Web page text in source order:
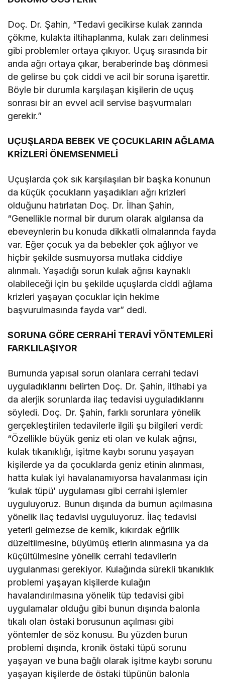
Doç. Dr. Şahin, “Tedavi gecikirse kulak zarında
çökme, kulakta iltihaplanma, kulak zarı delinmesi
gibi problemler ortaya çıkıyor. Uçuş sırasında bir
anda ağrı ortaya çıkar, beraberinde baş dönmesi
de gelirse bu çok ciddi ve acil bir soruna işarettir.
Böyle bir durumla karşılaşan kişilerin de uçuş
sonrası bir an evvel acil servise başvurmaları
gerekir.”
UÇUŞLARDA BEBEK VE ÇOCUKLARIN AĞLAMA
KRİZLERİ ÖNEMSENMELİ
Uçuşlarda çok sık karşılaşılan bir başka konunun
da küçük çocukların yaşadıkları ağrı krizleri
olduğunu hatırlatan Doç. Dr. İlhan Şahin,
“Genellikle normal bir durum olarak algılansa da
ebeveynlerin bu konuda dikkatli olmalarında fayda
var. Eğer çocuk ya da bebekler çok ağlıyor ve
hiçbir şekilde susmuyorsa mutlaka ciddiye
alınmalı. Yaşadığı sorun kulak ağrısı kaynaklı
olabileceği için bu şekilde uçuşlarda ciddi ağlama
krizleri yaşayan çocuklar için hekime
başvurulmasında fayda var” dedi.
SORUNA GÖRE CERRAHİ TERAVİ YÖNTEMLERİ
FARKLILAŞIYOR
Burnunda yapısal sorun olanlara cerrahi tedavi
uyguladıklarını belirten Doç. Dr. Şahin, iltihabi ya
da alerjik sorunlarda ilaç tedavisi uyguladıklarını
söyledi. Doç. Dr. Şahin, farklı sorunlara yönelik
gerçekleştirilen tedavilerle ilgili şu bilgileri verdi:
“Özellikle büyük geniz eti olan ve kulak ağrısı,
kulak tıkanıklığı, işitme kaybı sorunu yaşayan
kişilerde ya da çocuklarda geniz etinin alınması,
hatta kulak iyi havalanamıyorsa havalanması için
‘kulak tüpü’ uygulaması gibi cerrahi işlemler
uyguluyoruz. Bunun dışında da burnun açılmasına
yönelik ilaç tedavisi uyguluyoruz. İlaç tedavisi
yeterli gelmezse de kemik, kıkırdak eğrilik
düzeltilmesine, büyümüş etlerin alınmasına ya da
küçültülmesine yönelik cerrahi tedavilerin
uygulanması gerekiyor. Kulağında sürekli tıkanıklık
problemi yaşayan kişilerde kulağın
havalandırılmasına yönelik tüp tedavisi gibi
uygulamalar olduğu gibi bunun dışında balonla
tıkalı olan östaki borusunun açılması gibi
yöntemler de söz konusu. Bu yüzden burun
problemi dışında, kronik östaki tüpü sorunu
yaşayan ve buna bağlı olarak işitme kaybı sorunu
yaşayan kişilerde de östaki tüpünün balonla